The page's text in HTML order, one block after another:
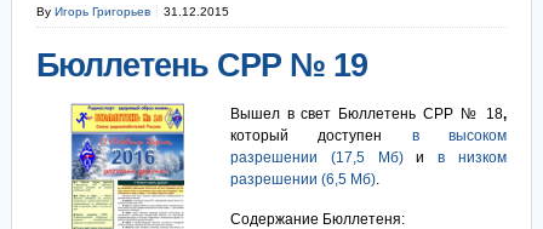
By Игорь Григорьев 31.12.2015
Бюллетень СРР № 19
Вышел в свет Бюллетень СРР № 18,
который доступен в высоком
разрешении (17,5 Мб)ив низком
разрешении (6,5 Мб).
Содержание Бюллетеня: